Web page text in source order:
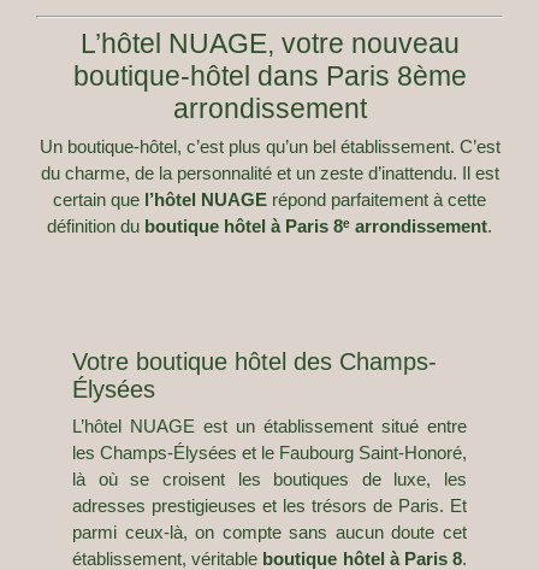
L’hôtel NUAGE, votre nouveau
boutique-hôtel dans Paris 8ème
arrondissement
Un boutique-hôtel, c’est plus qu’un bel établissement. C’est
du charme, de la personnalité et un zeste d’inattendu. Il est
certain que l’hôtel NUAGE répond parfaitement à cette
définition du boutique hôtel à Paris 8ᵉ arrondissement.
Votre boutique hôtel des Champs-
Élysées
L’hôtel NUAGE est un établissement situé entre
les Champs-Élysées et le Faubourg Saint-Honoré,
là où se croisent les boutiques de luxe, les
adresses prestigieuses et les trésors de Paris. Et
parmi ceux-là, on compte sans aucun doute cet
établissement, véritable boutique hôtel à Paris 8.